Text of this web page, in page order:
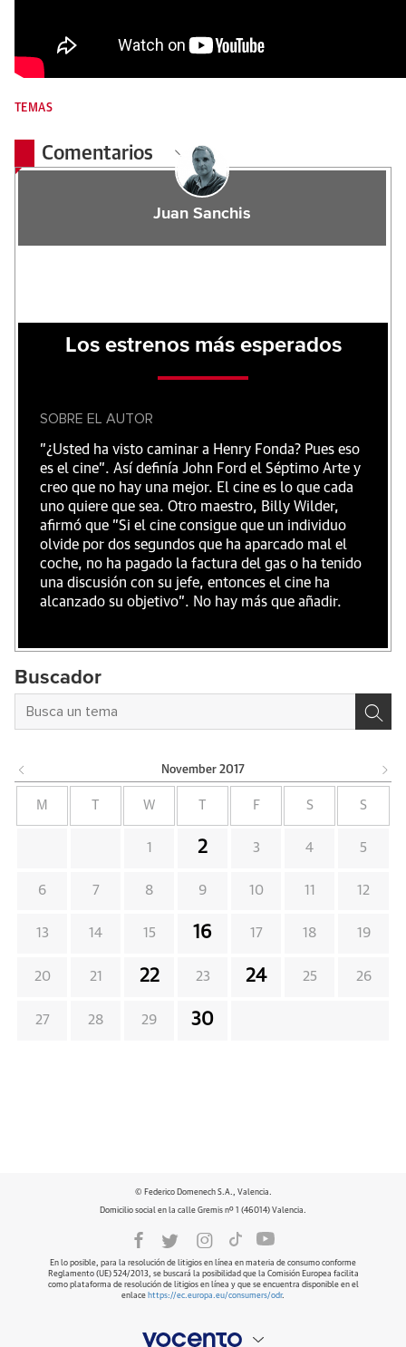
TEMAS
Comentarios
Juan Sanchis
Los estrenos más esperados
SOBRE EL AUTOR
"¿Usted ha visto caminar a Henry Fonda? Pues eso
es el cine”. Así definía John Ford el Séptimo Arte y
creo que no hay una mejor. El cine es lo que cada
uno quiere que sea. Otro maestro, Billy Wilder,
afirmó que "Si el cine consigue que un individuo
olvide por dos segundos que ha aparcado mal el
coche, no ha pagado la factura del gas o ha tenido
una discusión con su jefe, entonces el cine ha
alcanzado su objetivo". No hay más que añadir.
Buscador
November 2017
M W F S S
1 2 3 4 5
6 7 8 9 10 11 12
13 14 15 16 17 18 19
20 21 22 23 24 25 26
27 28 29 30
© Federico Domenech S.A., Valencia.
Domicilio social en la calle Gremis nº 1 (46014) Valencia.
En lo posible, para la resolución de litigios en línea en materia de consumo conforme
Reglamento (UE) 524/2013, se buscará la posibilidad que la Comisión Europea facilita
como plataforma de resolución de litigios en línea y que se encuentra disponible en el
enlace https://ec.europa.eu/consumers/odr.